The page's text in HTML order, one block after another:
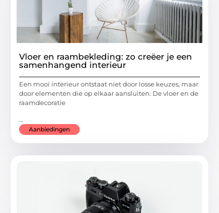
Vloer en raambekleding: zo creëer je een
samenhangend interieur
Een mooi interieur ontstaat niet door losse keuzes, maar
door elementen die op elkaar aansluiten. De vloer en de
raamdecoratie
...
Aanbiedingen